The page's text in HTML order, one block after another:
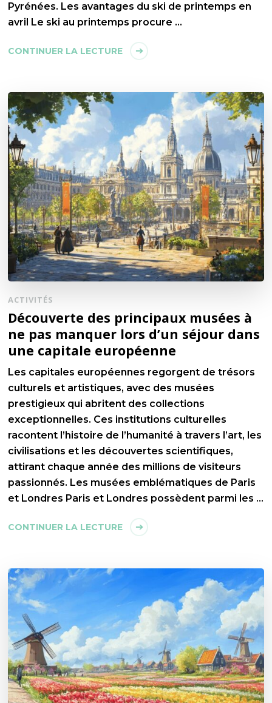
Pyrénées. Les avantages du ski de printemps en
avril Le ski au printemps procure …
CONTINUER LA LECTURE
ACTIVITÉS
Découverte des principaux musées à
ne pas manquer lors d’un séjour dans
une capitale européenne
Les capitales européennes regorgent de trésors
culturels et artistiques, avec des musées
prestigieux qui abritent des collections
exceptionnelles. Ces institutions culturelles
racontent l’histoire de l’humanité à travers l’art, les
civilisations et les découvertes scientifiques,
attirant chaque année des millions de visiteurs
passionnés. Les musées emblématiques de Paris
et Londres Paris et Londres possèdent parmi les …
CONTINUER LA LECTURE